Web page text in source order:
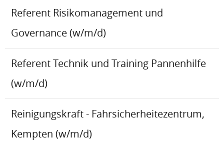
Referent Risikomanagement und
Governance (w/m/d)
Referent Technik und Training Pannenhilfe
(w/m/d)
Reinigungskraft - Fahrsicherheitezentrum,
Kempten (w/m/d)